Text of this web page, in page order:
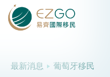
最新消息 葡萄牙移民